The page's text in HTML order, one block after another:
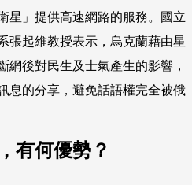
星」提供高速網路的服務。國立
張起維教授表示，烏克蘭藉由星
網後對民生及士氣產生的影響，
息的分享，避免話語權完全被俄
有何優勢？